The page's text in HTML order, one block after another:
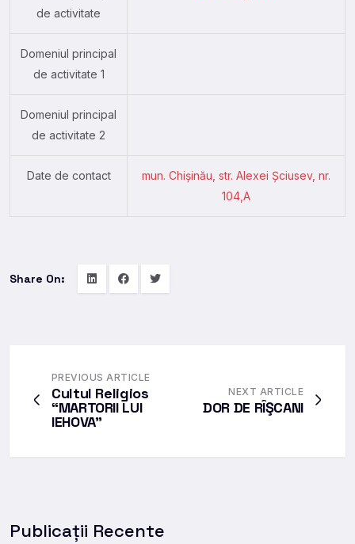
de activitate
Domeniul principal
de activitate 1
Domeniul principal
de activitate 2
Date de contact
mun. Chişinău, str. Alexei Şciusev, nr.
104,A
Share On:
PREVIOUS ARTICLE
Cultul Religios
“MARTORII LUI
IEHOVA”
NEXT ARTICLE
DOR DE RÎŞCANI
Publicații Recente